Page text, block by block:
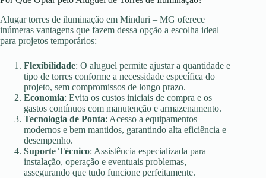
Alugar torres de iluminação em Minduri – MG oferece
inúmeras vantagens que fazem dessa opção a escolha ideal
para projetos temporários:
Flexibilidade: O aluguel permite ajustar a quantidade e
tipo de torres conforme a necessidade específica do
projeto, sem compromissos de longo prazo.
Economia: Evita os custos iniciais de compra e os
gastos contínuos com manutenção e armazenamento.
Tecnologia de Ponta: Acesso a equipamentos
modernos e bem mantidos, garantindo alta eficiência e
desempenho.
Suporte Técnico: Assistência especializada para
instalação, operação e eventuais problemas,
assegurando que tudo funcione perfeitamente.